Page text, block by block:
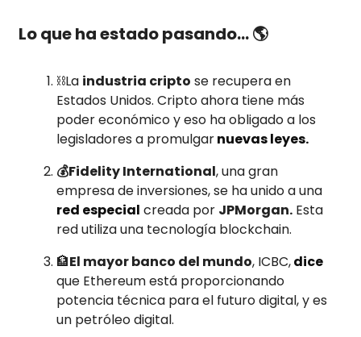
Lo que ha estado pasando… 🌎
⛓️La industria cripto se recupera en
Estados Unidos. Cripto ahora tiene más
poder económico y eso ha obligado a los
legisladores a promulgarnuevas leyes.
💰Fidelity International, una gran
empresa de inversiones, se ha unido a una
red especial creada por JPMorgan. Esta
red utiliza una tecnología blockchain.
🏦El mayor banco del mundo, ICBC,dice
que Ethereum está proporcionando
potencia técnica para el futuro digital, y es
un petróleo digital.